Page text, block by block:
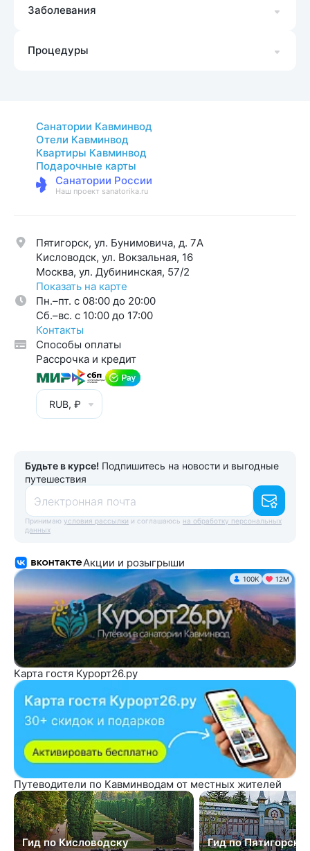
Заболевания
Процедуры
Санатории Кавминвод
Отели Кавминвод
Квартиры Кавминвод
Подарочные карты
Санатории России
Наш проект sanatorika.ru
Пятигорск, ул. Бунимовича, д. 7A
Кисловодск, ул. Вокзальная, 16
Москва, ул. Дубининская, 57/2
Показать на карте
Пн.–пт. с 08:00 до 20:00
Cб.–вс. с 10:00 до 17:00
Контакты
Способы оплаты
Рассрочка и кредит
RUB, ₽
Будьте в курсе! Подпишитесь на новости и выгодные
путешествия
Электронная почта
Принимаю условия рассылки и соглашаюсь на обработку персональных
данных
Акции и розыгрыши
100K 12М
Карта гостя Курорт26.ру
Путеводители по Кавминводам от местных жителей
Гид по Кисловодску Гид по Пятигорску